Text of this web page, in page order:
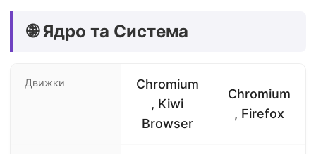
🌐 Ядро та Система
Движки
Chromium
, Kiwi
Browser
Chromium
, Firefox